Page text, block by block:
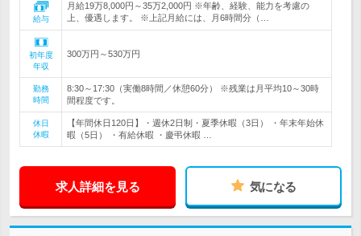
給与
月給19万8,000円～35万2,000円 ※年齢、経験、能力を考慮の
上、優遇します。 ※上記月給には、月6時間分（…
初年度
年収
300万円～530万円
勤務
時間
8:30～17:30（実働8時間／休憩60分） ※残業は月平均10～30時
間程度です。
休日
休暇
【年間休日120日】・週休2日制・夏季休暇（3日） ・年末年始休
暇（5日） ・有給休暇 ・慶弔休暇 …
求人詳細を見る 気になる